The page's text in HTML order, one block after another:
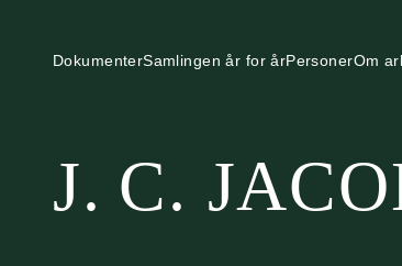
DokumenterSamlingen år for årPersonerOm
J. C.